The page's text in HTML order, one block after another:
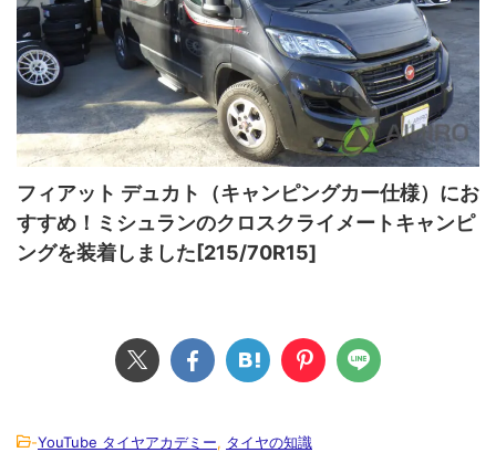
フィアット デュカト（キャンピングカー仕様）にお
すすめ！ミシュランのクロスクライメートキャンピ
ングを装着しました[215/70R15]
-YouTube タイヤアカデミー, タイヤの知識